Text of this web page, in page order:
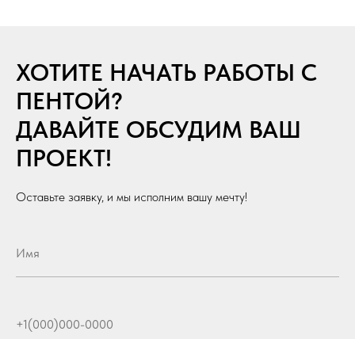
ХОТИТЕ НАЧАТЬ РАБОТЫ С
ПЕНТОЙ?
ДАВАЙТЕ ОБСУДИМ ВАШ
ПРОЕКТ!
Оставьте заявку, и мы исполним вашу мечту!